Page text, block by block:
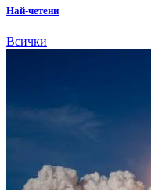
Най-четени
Всички